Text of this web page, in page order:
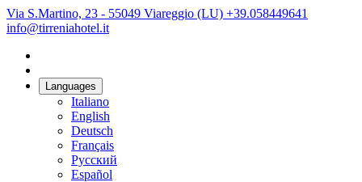
Via S.Martino, 23 - 55049 Viareggio (LU) +39.058449641
info@tirreniahotel.it
Languages
Italiano
English
Deutsch
Français
Русский
Español